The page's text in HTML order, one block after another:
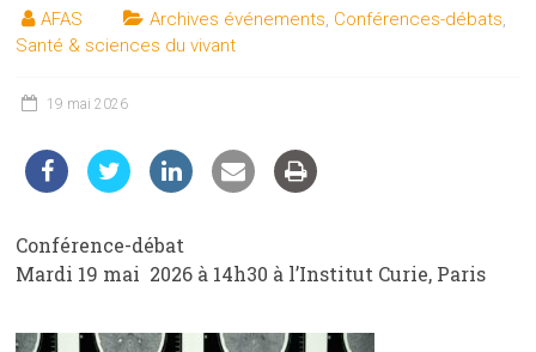
les
techniques
du
AFAS Archives événements Conférences-débats
Santé & sciences du vivant
19 mai 2026
Conférence-débat
Mardi 19 mai 2026 à 14h30 à l’Institut Curie, Paris